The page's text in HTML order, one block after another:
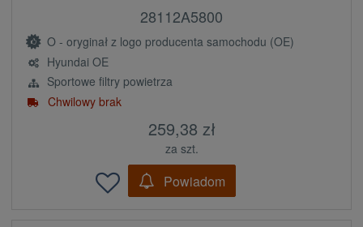
28112A5800
O - oryginał z logo producenta samochodu (OE)
Hyundai OE
Sportowe filtry powietrza
Chwilowy brak
259,38 zł
za szt.
Powiadom